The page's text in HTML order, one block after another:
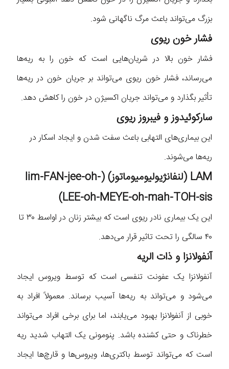
بزرگ می‌تواند باعث مرگ ناگهانی شود.
فشار خون ریوی
فشار خون بالا در شریان‌هایی است که خون را به ریه‌ها
می‌رساند، فشار خون ریوی می‌تواند بر جریان خون در ریه‌ها
تأثیر بگذارد و می‌تواند جریان اکسیژن در خون را کاهش دهد.
سارکوئیدوز و فیبروز ریوی
این بیماری‌های التهابی باعث سفت شدن و ایجاد اسکار در
ریه‌ها می‌شوند.
LAM (لنفانژیولیومیوماتوز) (lim-FAN-jee-oh-
LEE-oh-MEYE-oh-mah-TOH-sis
)
این یک بیماری نادر ریوی است که بیشتر زنان در اواسط ۳۰ تا
۴۰ سالگی را تحت تاثیر قرار می‌دهد.
آنفولانزا و ذات الریه
آنفولانزا یک عفونت تنفسی است که توسط ویروس ایجاد
می‌شود و می‌تواند به ریه‌ها آسیب برساند. معمولاً افراد به
خوبی از آنفولانزا بهبود می‌یابند، اما برای برخی افراد می‌تواند
خطرناک و حتی کشنده باشد. پنومونی یک التهاب شدید ریه
است که می‌تواند توسط باکتری‌ها، ویروس‌ها و قارچ‌ها ایجاد